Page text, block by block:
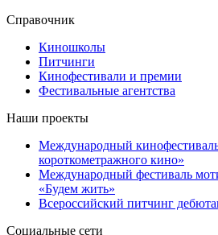
Справочник
Киношколы
Питчинги
Кинофестивали и премии
Фестивальные агентства
Наши проекты
Международный
короткометражного кино»
Международный фестиваль
«Будем жить»
Всероссийский питчинг
Социальные сети